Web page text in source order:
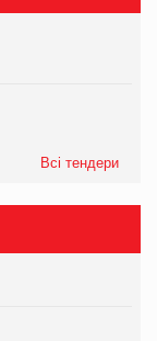
Всі тендери